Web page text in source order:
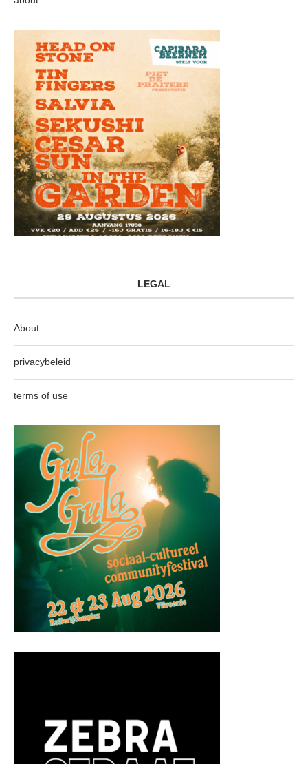
LEGAL
About
privacybeleid
terms of use